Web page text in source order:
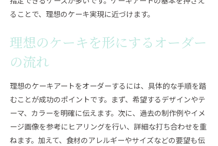
オリジナルケーキ注文時の著作権リスクに注意
キャラクターケーキと違法性を正しく理解
SNS投稿時のケーキ写真と著作権の注意点
安心して注文できるケーキの依頼ポイント
イラストケーキオーダー時の安全確認ポイント
ケーキアートで安心して楽しむための工夫
ることで、理想のケーキ実現に近づけます。
理想のケーキを形にするオーダー
の流れ
理想のケーキアートをオーダーするには、具体的な手順を踏
むことが成功のポイントです。まず、希望するデザインやテ
ーマ、カラーを明確に伝えます。次に、過去の制作例やイメ
ージ画像を参考にヒアリングを行い、詳細な打ち合わせを重
ねます。加えて、食材のアレルギーやサイズなどの要望も伝